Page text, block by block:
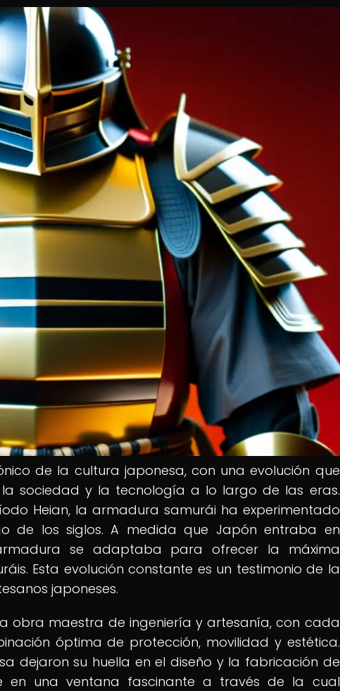
de la cultura japonesa, con una evolución que
sociedad y la tecnología a lo largo de las eras.
Heian, la armadura samurái ha experimentado
de los siglos. A medida que Japón entraba en
se adaptaba para ofrecer la máxima
Esta evolución constante es un testimonio de la
japoneses.
obra maestra de ingeniería y artesanía, con cada
óptima de protección, movilidad y estética.
dejaron su huella en el diseño y la fabricación de
en una ventana fascinante a través de la cual